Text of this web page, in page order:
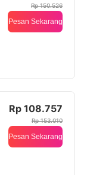
Rp 150.526
Pesan Sekarang
Rp 108.757
Rp 153.010
Pesan Sekarang